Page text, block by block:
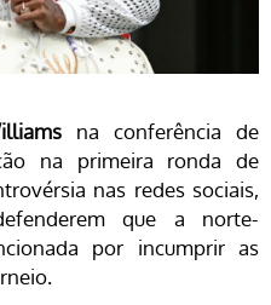
na conferência de
na primeira ronda de
nas redes sociais,
que a norte-
por incumprir as